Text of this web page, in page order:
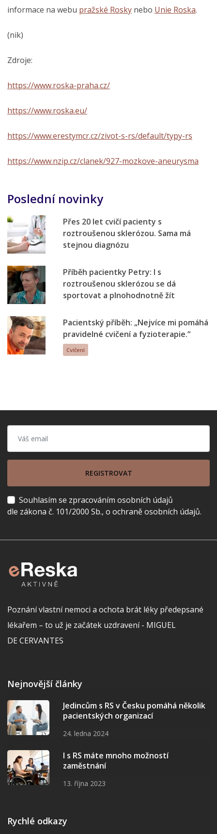
informace na webu pražské Rosky nebo Unie Roska.
(nik)
Zdroje:
https://www.roska-praha.cz/
https://www.roska.eu/
https://www.erestymcr.cz/zivot-s-rs/default/typy-rs
https://www.nzip.cz/clanek/927-mozkove-aneurysma
Poslední novinky
Přes 20 let cvičí pacienty s
roztroušenou sklerózou. Sama má
stejnou diagnózu
Příběh pacientky Petry: I s
roztroušenou sklerózou se dá
sportovat a plnohodnotně žít
Pacientský příběh: „Nejvíce mi pomáhá
pravidelné cvičení a fyzioterapie.“
Cvičení
REGISTROVAT
Souhlasím se zpracováním osobních údajů
dle zákona č. 101/2000 Sb., o ochraně osobních údajů.
Poznání vlastní nemoci a ochota brát léky předepsané
lékařem – to už je začátek uzdravení - MIGUEL
DE CERVANTES
Nejnovější články
Jedincům s RS v Česku pomáhá několik
pacientských organizací
24. ledna 2024
I s RS máte mnoho možností
zaměstnání
13. října 2023
Rychlé odkazy